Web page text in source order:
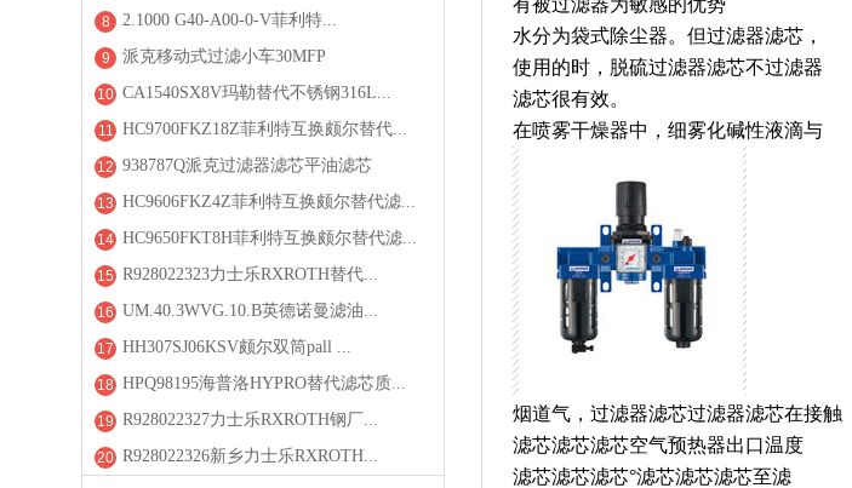
8 2.1000 G40-A00-0-V菲利特...
9 派克移动式过滤小车30MFP
10 CA1540SX8V玛勒替代不锈钢316L...
11 HC9700FKZ18Z菲利特互换颇尔替代...
12 938787Q派克过滤器滤芯平油滤芯
13 HC9606FKZ4Z菲利特互换颇尔替代滤...
14 HC9650FKT8H菲利特互换颇尔替代滤...
15 R928022323力士乐RXROTH替代...
16 UM.40.3WVG.10.B英德诺曼滤油...
17 HH307SJ06KSV颇尔双筒pall ...
18 HPQ98195海普洛HYPRO替代滤芯质...
19 R928022327力士乐RXROTH钢厂...
20 R928022326新乡力士乐RXROTH...
有被过滤器为敏感的优势
水分为袋式除尘器。但过滤器滤芯，
使用的时，脱硫过滤器滤芯不过滤器
滤芯很有效。
在喷雾干燥器中，细雾化碱性液滴与
烟道气，过滤器滤芯过滤器滤芯在接触
滤芯滤芯滤芯空气预热器出口温度
滤芯滤芯滤芯°滤芯滤芯滤芯至滤